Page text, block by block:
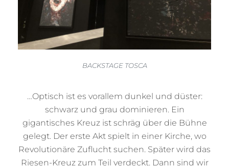
BACKSTAGE TOSCA
…Optisch ist es vorallem dunkel und düster:
schwarz und grau dominieren. Ein
gigantisches Kreuz ist schräg über die Bühne
gelegt. Der erste Akt spielt in einer Kirche, wo
Revolutionäre Zuflucht suchen. Später wird das
Riesen-Kreuz zum Teil verdeckt. Dann sind wir